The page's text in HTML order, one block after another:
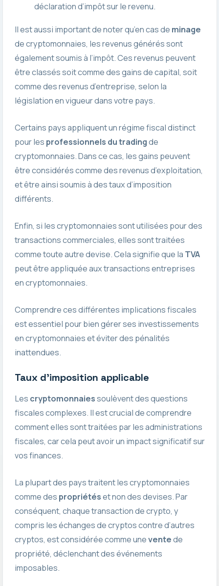
déclaration d’impôt sur le revenu.
Il est aussi important de noter qu’en cas de minage
de cryptomonnaies, les revenus générés sont
également soumis à l’impôt. Ces revenus peuvent
être classés soit comme des gains de capital, soit
comme des revenus d’entreprise, selon la
législation en vigueur dans votre pays.
Certains pays appliquent un régime fiscal distinct
pour les professionnels du tradingde
cryptomonnaies. Dans ce cas, les gains peuvent
être considérés comme des revenus d’exploitation,
et être ainsi soumis à des taux d’imposition
différents.
Enfin, si les cryptomonnaies sont utilisées pour des
transactions commerciales, elles sont traitées
comme toute autre devise. Cela signifie que la TVA
peut être appliquée aux transactions entreprises
en cryptomonnaies.
Comprendre ces différentes implications fiscales
est essentiel pour bien gérer ses investissements
en cryptomonnaies et éviter des pénalités
inattendues.
Taux d’imposition applicable
Les cryptomonnaiessoulèvent des questions
fiscales complexes. Il est crucial de comprendre
comment elles sont traitées par les administrations
fiscales, car cela peut avoir un impact significatif sur
vos finances.
La plupart des pays traitent les cryptomonnaies
comme des propriétéset non des devises. Par
conséquent, chaque transaction de crypto, y
compris les échanges de cryptos contre d’autres
cryptos, est considérée comme uneventede
propriété, déclenchant des événements
imposables.